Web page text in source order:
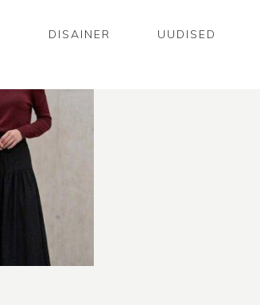
DISAINER UUDISED